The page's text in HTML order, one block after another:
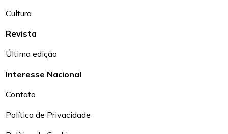
Cultura
Revista
Última edição
Interesse Nacional
Contato
Política de Privacidade